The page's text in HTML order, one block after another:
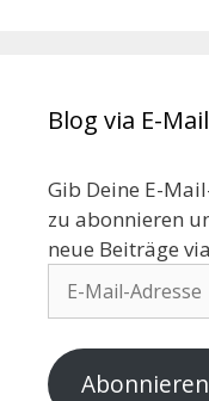
Blog via E-
Gib Deine E-
zu abonnieren
neue Beiträge
Abonnieren